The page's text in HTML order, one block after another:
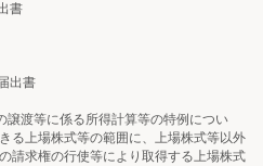
書
出書
渡等に係る所得計算等の特例につい
る上場株式等の範囲に、上場株式等以外
請求権の行使等により取得する上場株式